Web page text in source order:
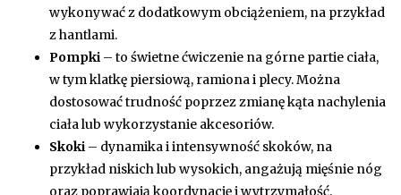
wykonywać z dodatkowym obciążeniem, na przykład
z hantlami.
Pompki – to świetne ćwiczenie na górne partie ciała,
w tym klatkę piersiową, ramiona i plecy. Można
dostosować trudność poprzez zmianę kąta nachylenia
ciała lub wykorzystanie akcesoriów.
Skoki – dynamika i intensywność skoków, na
przykład niskich lub wysokich, angażują mięśnie nóg
oraz poprawiają koordynację i wytrzymałość.